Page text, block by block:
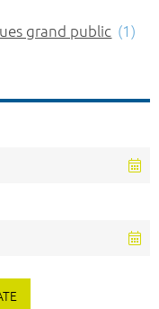
grand public (1)